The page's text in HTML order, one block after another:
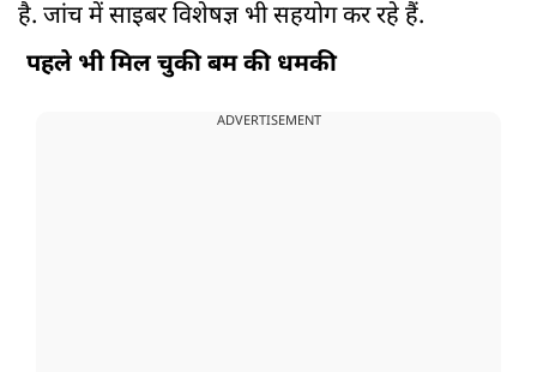
है. जांच में साइबर विशेषज्ञ भी सहयोग कर रहे हैं.
पहले भी मिल चुकी बम की धमकी
ADVERTISEMENT